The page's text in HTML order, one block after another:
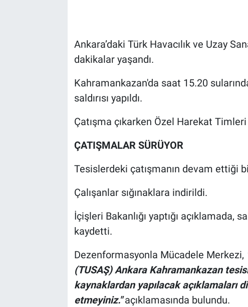
Ankara’daki Türk Havacılık ve Uzay
dakikalar yaşandı.
Kahramankazan'da saat 15.20
saldırısı yapıldı.
Çatışma çıkarken Özel Harekat
ÇATIŞMALAR SÜRÜYOR
Tesislerdeki çatışmanın devam ettiği
Çalışanlar sığınaklara indirildi.
İçişleri Bakanlığı yaptığı açıklamada,
kaydetti.
Dezenformasyonla Mücadele Merkezi,
(TUSAŞ) Ankara Kahramankazan
kaynaklardan yapılacak açıklamaları
etmeyiniz."açıklamasında bulundu.